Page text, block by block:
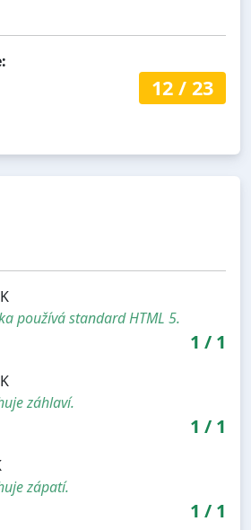
12/ 23
používá standard HTML 5.
1 / 1
záhlaví.
1 / 1
zápatí.
1 / 1